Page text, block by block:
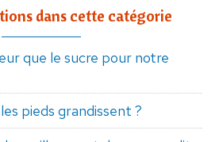
dans cette catégorie
que le sucre pour notre
pieds grandissent ?